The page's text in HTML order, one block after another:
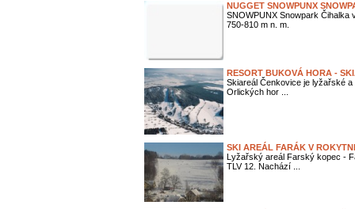
NUGGET SNOWPUNX
SNOWPUNX Snowpark
750-810 m n. m.
RESORT BUKOVÁ HORA -
Skiareál Čenkovice je lyžařské
Orlických hor ...
SKI AREÁL FARÁK V
Lyžařský areál Farský kopec -
TLV 12. Nachází ...